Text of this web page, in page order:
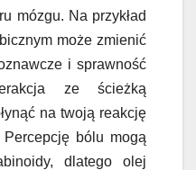
mózgu. Na przykład
może zmienić
i sprawność
ze ścieżką
na twoją reakcję
bólu mogą
dlatego olej